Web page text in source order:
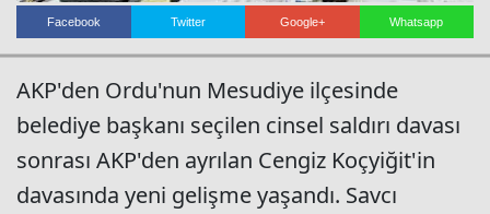
Facebook Twitter Google+ Whatsapp
AKP'den Ordu'nun Mesudiye ilçesinde
belediye başkanı seçilen cinsel saldırı davası
sonrası AKP'den ayrılan Cengiz Koçyiğit'in
davasında yeni gelişme yaşandı. Savcı
Haberin Doğru Adresi.